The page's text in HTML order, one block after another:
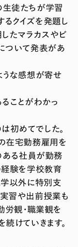
徒たちが学習
るクイズを発題し
たマラカスやビ
ついて発表があ
うな感想が寄せ
ことがわかっ
初めてでした。
在宅勤務雇用を
ある社員が勤務
経験を学校教育
学以外に特別支
習や出前授業も
労観・職業観を
けていきます。